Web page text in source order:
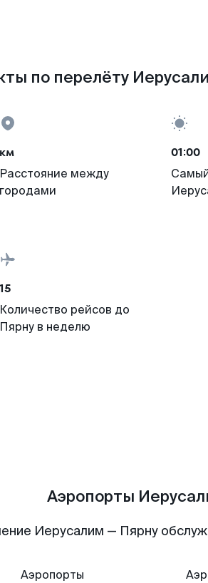
по перелёту
км
Расстояние между
городами
01:00
15
Количество рейсов до
Пярну в неделю
Аэропорты
Иерусалим — Пярну
Аэропорты